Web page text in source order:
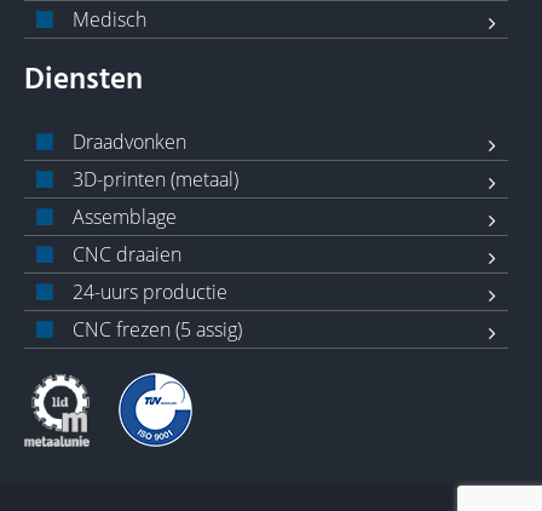
Medisch
Diensten
Draadvonken
3D-printen (metaal)
Assemblage
CNC draaien
24-uurs productie
CNC frezen (5 assig)